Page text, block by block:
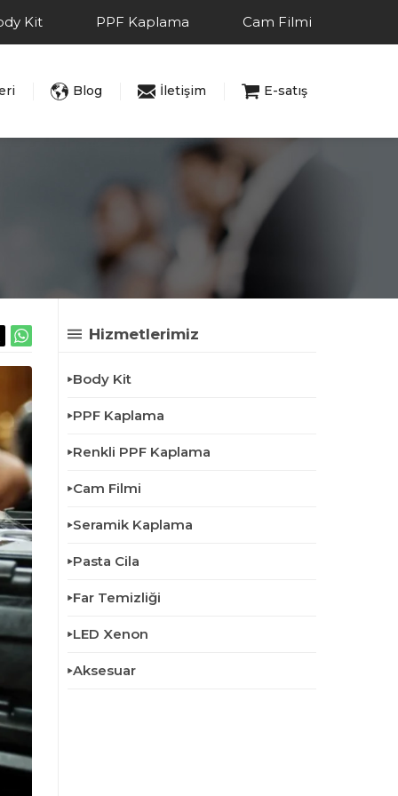
Kit PPF Kaplama Cam Filmi
Blog İletişim E-satış
Hizmetlerimiz
Body Kit
PPF Kaplama
Renkli PPF Kaplama
Cam Filmi
Seramik Kaplama
Pasta Cila
Far Temizliği
LED Xenon
Aksesuar